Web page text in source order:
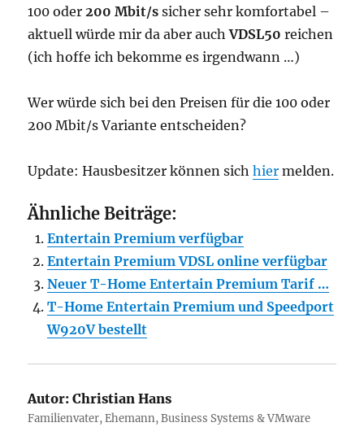
100 oder 200 Mbit/s sicher sehr komfortabel –
aktuell würde mir da aber auchVDSL50 reichen
(ich hoffe ich bekomme es irgendwann …)
Wer würde sich bei den Preisen für die 100 oder
200 Mbit/s Variante entscheiden?
Update: Hausbesitzer können sichhier melden.
Ähnliche Beiträge:
Entertain Premium verfügbar
Entertain Premium VDSL online verfügbar
Neuer T-Home Entertain Premium Tarif …
T-Home Entertain Premium und Speedport
W920V bestellt
Autor: Christian Hans
Familienvater, Ehemann, Business Systems & VMware